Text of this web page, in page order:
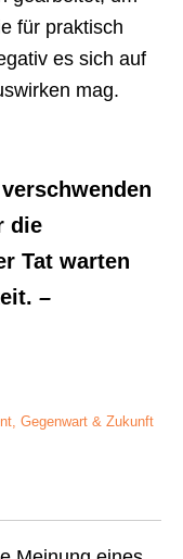
für praktisch
es sich auf
mag.
die
Tat warten
–
Gegenwart & Zukunft